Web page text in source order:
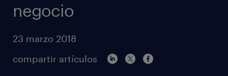
negocio
23 marzo 2018
compartir artículos